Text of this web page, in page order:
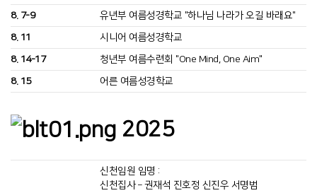
8. 7-9
유년부 여름성경학교 "하나님 나라가 오길 바래요"
8. 11
시니어 여름성경학교
8. 14-17
청년부 여름수련회 "One Mind, One Aim"
8. 15
어른 여름성경학교
2025
신천임원 임명 :
신천집사 – 권재석 진호정 신진우 서명범